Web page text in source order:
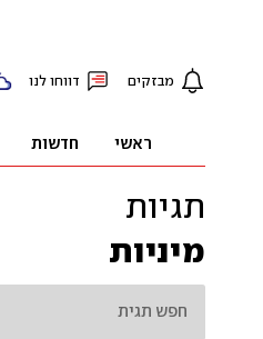
מבזקים דווחו לנו
ראשי חדשות
תגיות
מיניות